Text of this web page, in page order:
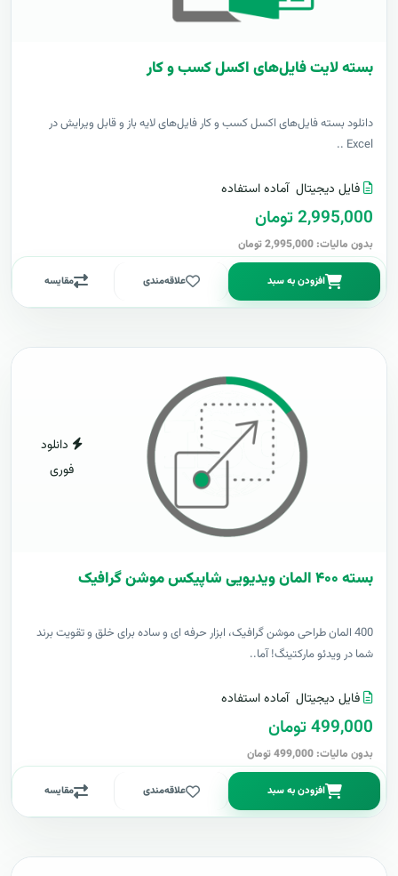
بسته لایت فایل‌های اکسل کسب و کار
دانلود بسته فایل‌های اکسل کسب و کار فایل‌های لایه باز و قابل ویرایش در
Excel ..
فایل دیجیتال آماده استفاده
2,995,000 تومان
بدون مالیات: 2,995,000 تومان
افزودن به سبد علاقه‌مندی مقایسه
دانلود
فوری
بسته ۴۰۰ المان ویدیویی شاپیکس موشن گرافیک
400 المان طراحی موشن گرافیک، ابزار حرفه ای و ساده برای خلق و تقویت برند
شما در ویدئو مارکتینگ! آما..
فایل دیجیتال آماده استفاده
499,000 تومان
بدون مالیات: 499,000 تومان
افزودن به سبد علاقه‌مندی مقایسه